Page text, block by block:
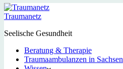
Traumanetz
Seelische Gesundheit
Beratung & Therapie
Traumaambulanzen in Sachsen